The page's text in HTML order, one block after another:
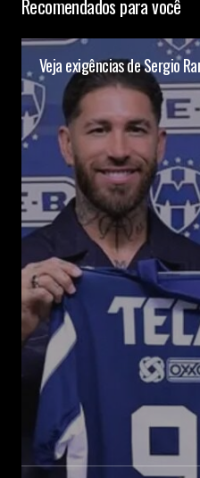
Recomendados para você
Veja exigências de Sergio